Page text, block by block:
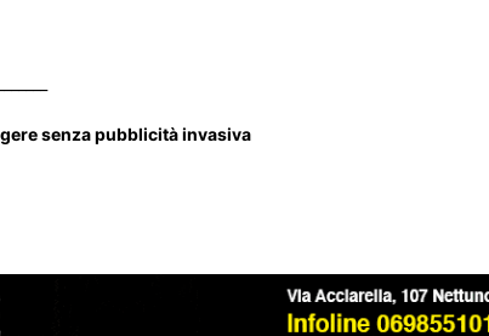
senza pubblicità invasiva